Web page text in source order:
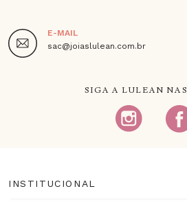
E-MAIL
sac@joiaslulean.com.br
SIGA A LULEAN NAS
INSTITUCIONAL